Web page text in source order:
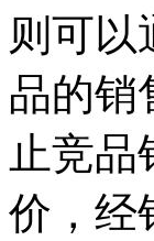
则可以
品的销
止竞
价，经